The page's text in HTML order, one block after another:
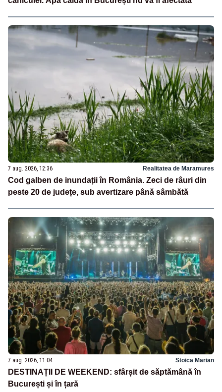
7 aug. 2026, 12:36 Realitatea de Maramures
Cod galben de inundații în România. Zeci de râuri din
peste 20 de județe, sub avertizare până sâmbătă
7 aug. 2026, 11:04 Stoica Marian
DESTINAȚII DE WEEKEND: sfârșit de săptămână în
București și în țară